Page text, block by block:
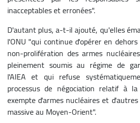
inacceptables et erronées".
D'autant plus, a-t-il ajouté, qu'elles
l'ONU "qui continue d'opérer en
non-prolifération des armes
pleinement soumis au régime de
l'AIEA et qui refuse
processus de négociation relatif à
exempte d'armes nucléaires et
massive au Moyen-Orient".